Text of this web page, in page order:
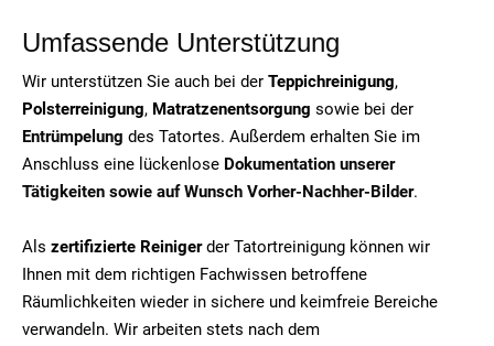
Umfassende Unterstützung
Wir unterstützen Sie auch bei der Teppichreinigung,
Polsterreinigung, Matratzenentsorgung sowie bei der
Entrümpelung des Tatortes. Außerdem erhalten Sie im
Anschluss eine lückenlose Dokumentation unserer
Tätigkeiten sowie auf Wunsch Vorher-Nachher-Bilder.
Als zertifizierte Reinigerder Tatortreinigung können wir
Ihnen mit dem richtigen Fachwissen betroffene
Räumlichkeiten wieder in sichere und keimfreie Bereiche
verwandeln. Wir arbeiten stets nach dem